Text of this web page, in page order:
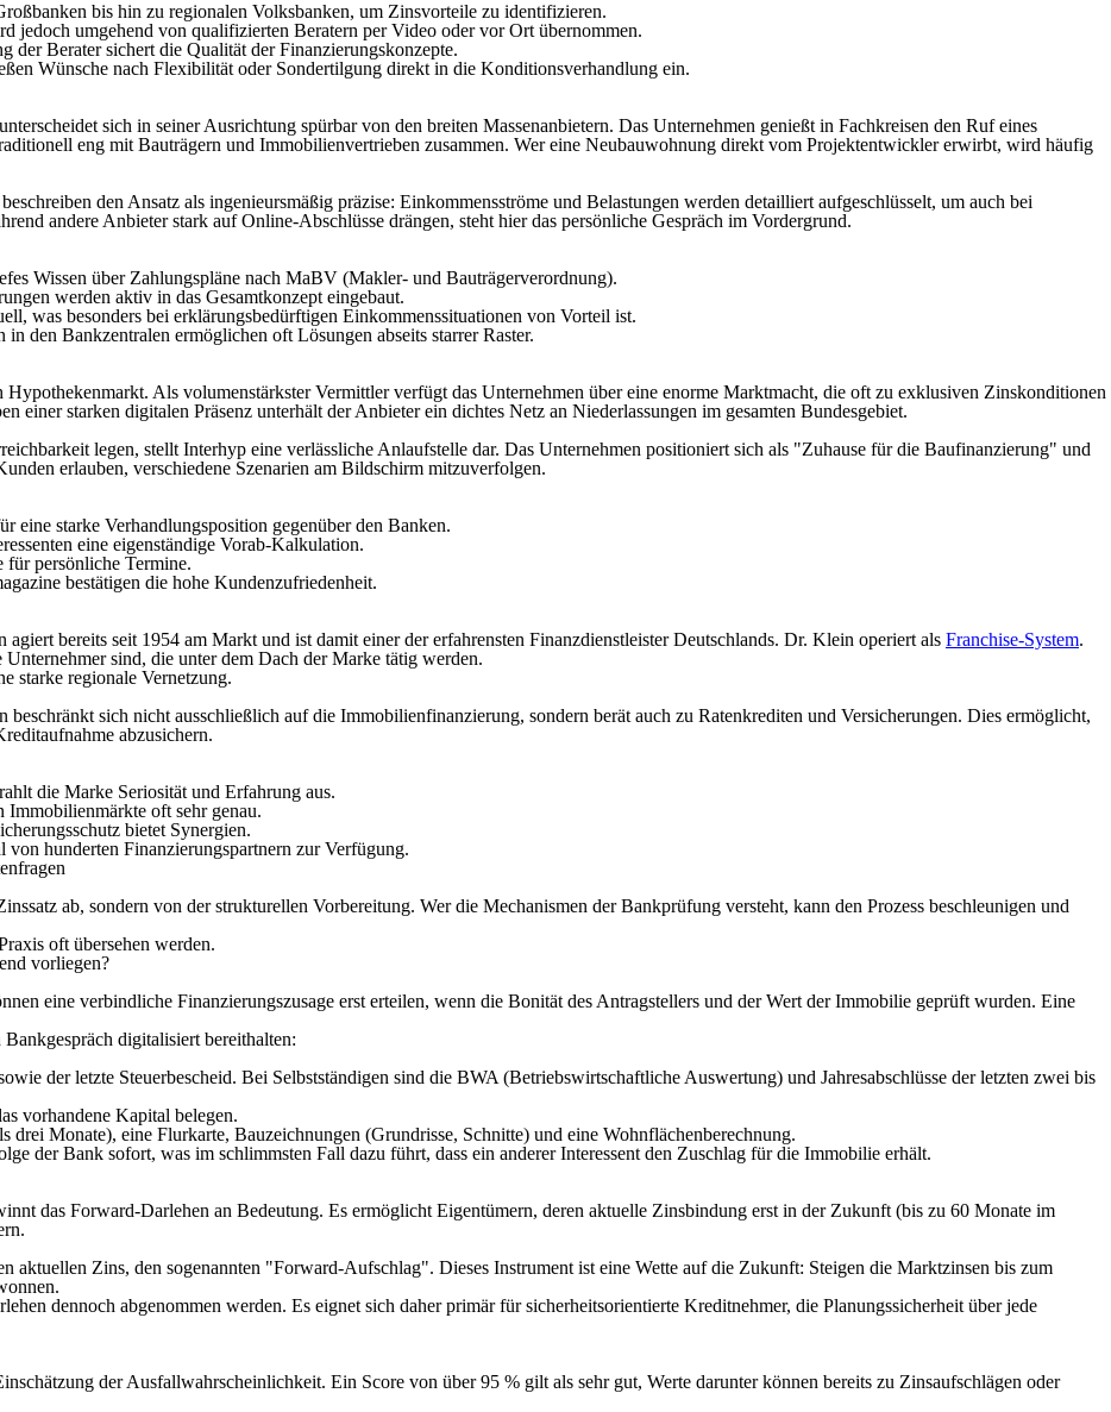
bis hin zu regionalen Volksbanken, um Zinsvorteile zu identifizieren.
jedoch umgehend von qualifizierten Beratern per Video oder vor Ort übernommen.
der Berater sichert die Qualität der Finanzierungskonzepte.
Wünsche nach Flexibilität oder Sondertilgung direkt in die Konditionsverhandlung ein.
sich in seiner Ausrichtung spürbar von den breiten Massenanbietern. Das Unternehmen genießt in Fachkreisen den Ruf eines
eng mit Bauträgern und Immobilienvertrieben zusammen. Wer eine Neubauwohnung direkt vom Projektentwickler erwirbt, wird häufig
den Ansatz als ingenieursmäßig präzise: Einkommensströme und Belastungen werden detailliert aufgeschlüsselt, um auch bei
andere Anbieter stark auf Online-Abschlüsse drängen, steht hier das persönliche Gespräch im Vordergrund.
Wissen über Zahlungspläne nach MaBV (Makler- und Bauträgerverordnung).
werden aktiv in das Gesamtkonzept eingebaut.
was besonders bei erklärungsbedürftigen Einkommenssituationen von Vorteil ist.
den Bankzentralen ermöglichen oft Lösungen abseits starrer Raster.
Als volumenstärkster Vermittler verfügt das Unternehmen über eine enorme Marktmacht, die oft zu exklusiven Zinskonditionen
starken digitalen Präsenz unterhält der Anbieter ein dichtes Netz an Niederlassungen im gesamten Bundesgebiet.
legen, stellt Interhyp eine verlässliche Anlaufstelle dar. Das Unternehmen positioniert sich als "Zuhause für die Baufinanzierung" und
erlauben, verschiedene Szenarien am Bildschirm mitzuverfolgen.
eine starke Verhandlungsposition gegenüber den Banken.
eine eigenständige Vorab-Kalkulation.
für persönliche Termine.
bestätigen die hohe Kundenzufriedenheit.
bereits seit 1954 am Markt und ist damit einer der erfahrensten Finanzdienstleister Deutschlands. Dr. Klein operiert als Franchise-System.
sind, die unter dem Dach der Marke tätig werden.
starke regionale Vernetzung.
sich nicht ausschließlich auf die Immobilienfinanzierung, sondern berät auch zu Ratenkrediten und Versicherungen. Dies ermöglicht,
abzusichern.
die Marke Seriosität und Erfahrung aus.
Immobilienmärkte oft sehr genau.
bietet Synergien.
hunderten Finanzierungspartnern zur Verfügung.
ab, sondern von der strukturellen Vorbereitung. Wer die Mechanismen der Bankprüfung versteht, kann den Prozess beschleunigen und
oft übersehen werden.
vorliegen?
eine verbindliche Finanzierungszusage erst erteilen, wenn die Bonität des Antragstellers und der Wert der Immobilie geprüft wurden. Eine
digitalisiert bereithalten:
der letzte Steuerbescheid. Bei Selbstständigen sind die BWA (Betriebswirtschaftliche Auswertung) und Jahresabschlüsse der letzten zwei bis
vorhandene Kapital belegen.
drei Monate), eine Flurkarte, Bauzeichnungen (Grundrisse, Schnitte) und eine Wohnflächenberechnung.
der Bank sofort, was im schlimmsten Fall dazu führt, dass ein anderer Interessent den Zuschlag für die Immobilie erhält.
das Forward-Darlehen an Bedeutung. Es ermöglicht Eigentümern, deren aktuelle Zinsbindung erst in der Zukunft (bis zu 60 Monate im
aktuellen Zins, den sogenannten "Forward-Aufschlag". Dieses Instrument ist eine Wette auf die Zukunft: Steigen die Marktzinsen bis zum
dennoch abgenommen werden. Es eignet sich daher primär für sicherheitsorientierte Kreditnehmer, die Planungssicherheit über jede
der Ausfallwahrscheinlichkeit. Ein Score von über 95 % gilt als sehr gut, Werte darunter können bereits zu Zinsaufschlägen oder